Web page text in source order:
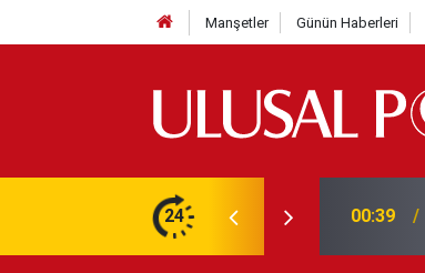
Manşetler Günün Haberleri
24 00:39